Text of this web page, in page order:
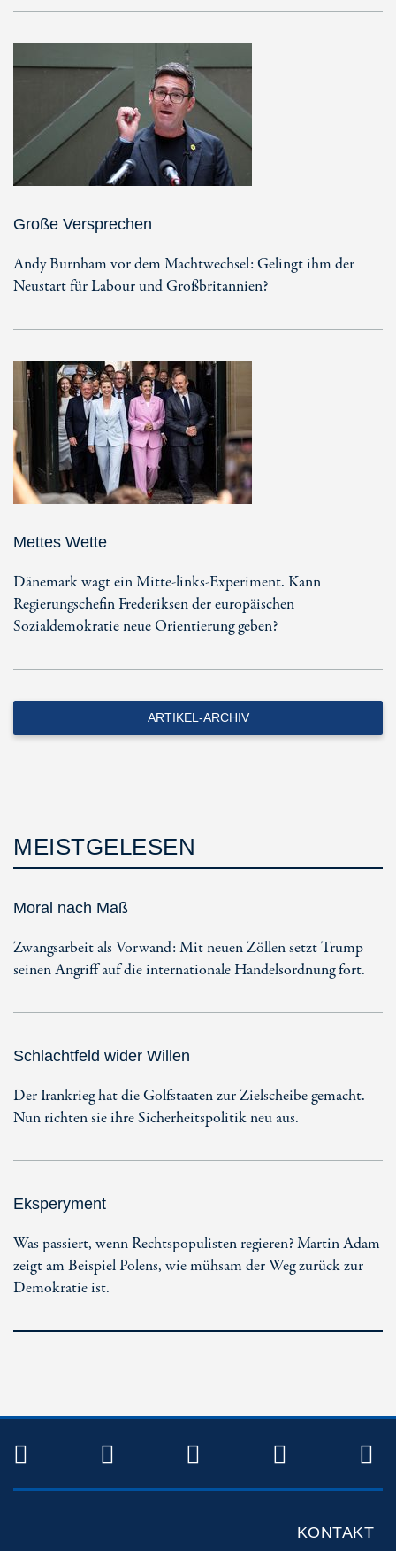
Große Versprechen
Andy Burnham vor dem Machtwechsel: Gelingt ihm der
Neustart für Labour und Großbritannien?
Mettes Wette
Dänemark wagt ein Mitte-links-Experiment. Kann
Regierungschefin Frederiksen der europäischen
Sozialdemokratie neue Orientierung geben?
ARTIKEL-ARCHIV
MEISTGELESEN
Moral nach Maß
Zwangsarbeit als Vorwand: Mit neuen Zöllen setzt Trump
seinen Angriff auf die internationale Handelsordnung fort.
Schlachtfeld wider Willen
Der Irankrieg hat die Golfstaaten zur Zielscheibe gemacht.
Nun richten sie ihre Sicherheitspolitik neu aus.
Eksperyment
Was passiert, wenn Rechtspopulisten regieren? Martin Adam
zeigt am Beispiel Polens, wie mühsam der Weg zurück zur
Demokratie ist.
TWITTERFACEBOOKINSTAGRAM
KONTAKT